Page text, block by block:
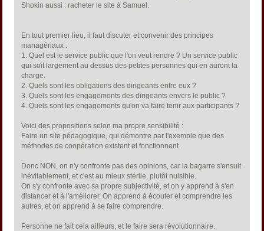
Shokin aussi : racheter le site à Samuel.
En tout premier lieu, il faut discuter et convenir des principes
managériaux :
1. Quel est le service public que l'on veut rendre ? Un service public
qui soit largement au dessus des petites personnes qui en auront la
charge.
2. Quels sont les obligations des dirigeants entre eux ?
3. Quels sont les engagements des dirigeants envers le public ?
4. Quels sont les engagements qu'on va faire tenir aux participants ?
Voici des propositions selon ma propre sensibilité :
Faire un site pédagogique, qui démontre par l'exemple que des
méthodes de coopération existent et fonctionnent.
Donc NON, on n'y confronte pas des opinions, car la bagarre s'ensuit
inévitablement, et c'est au mieux stérile, plutôt nuisible.
On s'y confronte avec sa propre subjectivité, et on y apprend à s'en
distancer et à l'améliorer. On apprend à écouter et comprendre les
autres, et on apprend à se faire comprendre.
Personne ne fait cela ailleurs, et le faire sera révolutionnaire.